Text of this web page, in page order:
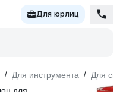
Для юрлиц
/ Для инструмента / Для